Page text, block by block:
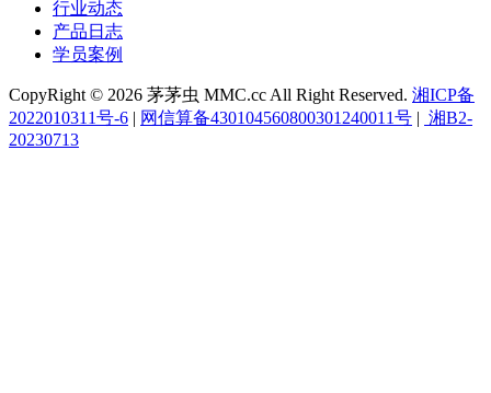
行业动态
产品日志
学员案例
CopyRight © 2026 茅茅虫 MMC.cc All Right Reserved. 湘ICP备
2022010311号-6 | 网信算备430104560800301240011号 | 湘B2-
20230713